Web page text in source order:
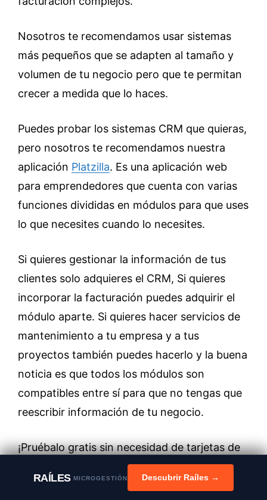
Nosotros te recomendamos usar sistemas
más pequeños que se adapten al tamaño y
volumen de tu negocio pero que te permitan
crecer a medida que lo haces.
Puedes probar los sistemas CRM que quieras,
pero nosotros te recomendamos nuestra
aplicación Platzilla. Es una aplicación web
para emprendedores que cuenta con varias
funciones divididas en módulos para que uses
lo que necesites cuando lo necesites.
Si quieres gestionar la información de tus
clientes solo adquieres el CRM, Si quieres
incorporar la facturación puedes adquirir el
módulo aparte. Si quieres hacer servicios de
mantenimiento a tu empresa y a tus
proyectos también puedes hacerlo y la buena
noticia es que todos los módulos son
compatibles entre sí para que no tengas que
reescribir información de tu negocio.
¡Pruébalo gratis sin necesidad de tarjetas de
RAÍLESMICROGESTIÓN Descubrir Raíles →